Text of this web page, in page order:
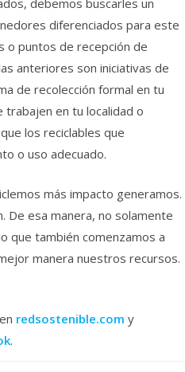
debemos buscarles un
diferenciados para este
o puntos de recepción de
anteriores son iniciativas de
de recolección formal en tu
en tu localidad o
los reciclables que
o uso adecuado.
más impacto generamos.
De esa manera, no solamente
que también comenzamos a
manera nuestros recursos.
en redsostenible.com y
.